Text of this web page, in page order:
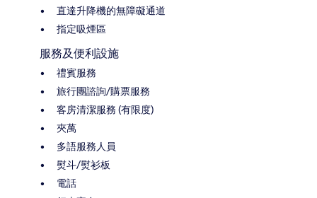
直達升降機的無障礙通道
指定吸煙區
服務及便利設施
禮賓服務
旅行團諮詢/購票服務
客房清潔服務 (有限度)
夾萬
多語服務人員
熨斗/熨衫板
電話